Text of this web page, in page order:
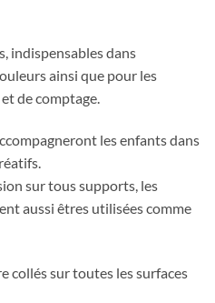
indispensables dans
ainsi que pour les
de comptage.
les enfants dans
sur tous supports, les
aussi êtres utilisées comme
collés sur toutes les surfaces